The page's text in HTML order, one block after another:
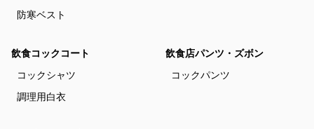
防寒ベスト
飲食コックコート
コックシャツ
調理用白衣
飲食店パンツ・ズボン
コックパンツ